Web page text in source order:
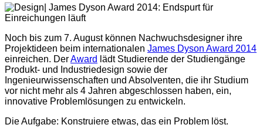
Noch bis zum 7. August können Nachwuchsdesigner ihre
Projektideen beim internationalen James Dyson Award 2014
einreichen. DerAward lädt Studierende der Studiengänge
Produkt- und Industriedesign sowie der
Ingenieurwissenschaften und Absolventen, die ihr Studium
vor nicht mehr als 4 Jahren abgeschlossen haben, ein,
innovative Problemlösungen zu entwickeln.
Die Aufgabe: Konstruiere etwas, das ein Problem löst.